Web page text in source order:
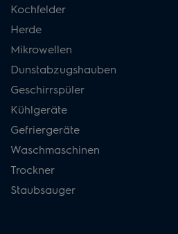
Kochfelder
Herde
Mikrowellen
Dunstabzugshauben
Geschirrspüler
Kühlgeräte
Gefriergeräte
Waschmaschinen
Trockner
Staubsauger